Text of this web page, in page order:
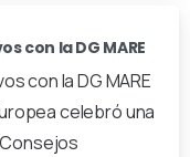
con la DG MARE
con la DG MARE
celebró una